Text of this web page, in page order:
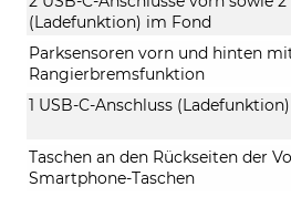
(Ladefunktion) im Fond
Parksensoren vorn und hinten
Rangierbremsfunktion
1 USB-C-Anschluss
Taschen an den Rückseiten der
Smartphone-Taschen